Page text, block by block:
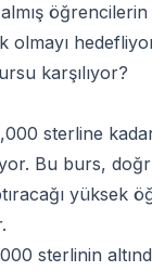
öğrencilerin
olmayı
karşılıyor?
sterline
Bu burs,
yüksek
sterlinin